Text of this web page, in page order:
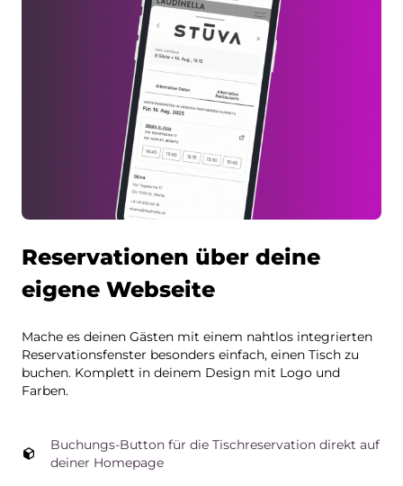
Reservationen über deine
eigene Webseite
Mache es deinen Gästen mit einem nahtlos integrierten
Reservationsfenster besonders einfach, einen Tisch zu
buchen. Komplett in deinem Design mit Logo und
Farben.
Buchungs-Button für die Tischreservation direkt auf
deiner Homepage